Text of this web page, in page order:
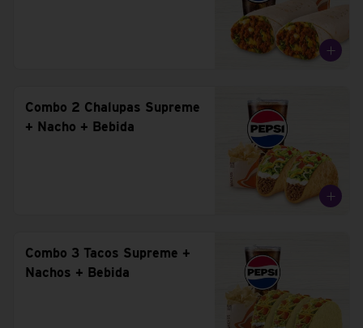
Combo 2 Chalupas Supreme
+ Nacho + Bebida
Combo 3 Tacos Supreme +
Nachos + Bebida